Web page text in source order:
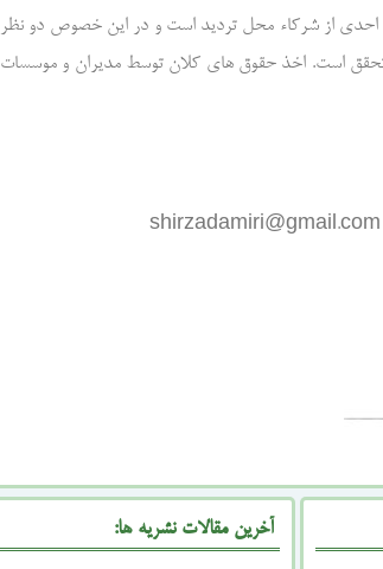
احدی از شرکاء محل تردید است و در این خصوص دو نظر
است. اخذ حقوق های کلان توسط مدیران و موسسات
آخرین مقالات نشریه ها: